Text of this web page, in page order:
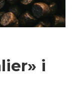
i